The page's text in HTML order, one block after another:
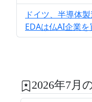
ドイツ、半導体
EDAは仏AI企業
2026年7月